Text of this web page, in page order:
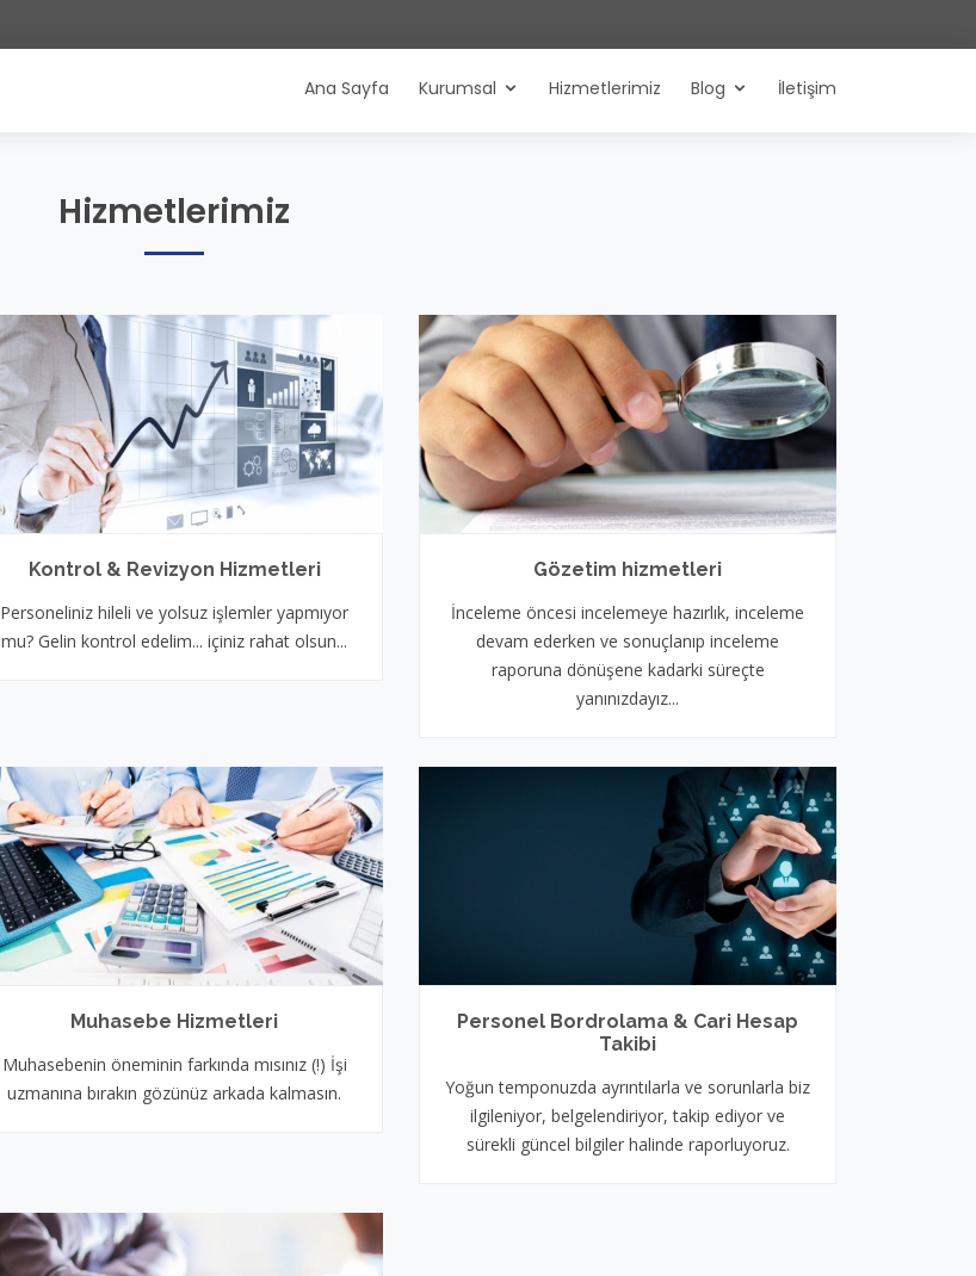
Ana Sayfa Kurumsal Hizmetlerimiz Blog İletişim
Hizmetlerimiz
Kontrol & Revizyon Hizmetleri
Personeliniz hileli ve yolsuz işlemler yapmıyor
mu? Gelin kontrol edelim... içiniz rahat olsun...
Gözetim hizmetleri
İnceleme öncesi incelemeye hazırlık, inceleme
devam ederken ve sonuçlanıp inceleme
raporuna dönüşene kadarki süreçte
yanınızdayız...
Muhasebe Hizmetleri
Muhasebenin öneminin farkında mısınız (!) İşi
uzmanına bırakın gözünüz arkada kalmasın.
Personel Bordrolama & Cari Hesap
Takibi
Yoğun temponuzda ayrıntılarla ve sorunlarla biz
ilgileniyor, belgelendiriyor, takip ediyor ve
sürekli güncel bilgiler halinde raporluyoruz.